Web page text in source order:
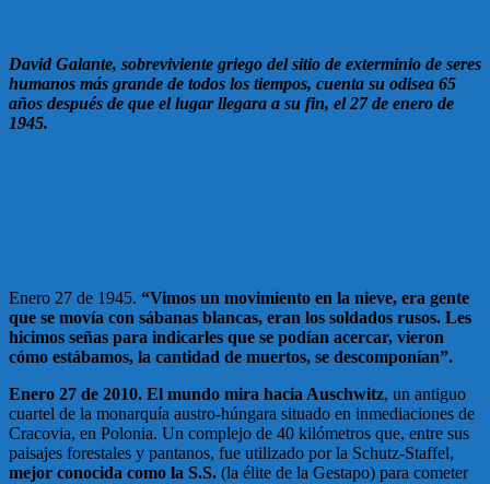
David Galante, sobreviviente griego del sitio de exterminio de seres
humanos más grande de todos los tiempos, cuenta su odisea 65
años después de que el lugar llegara a su fin, el 27 de enero de
1945.
Enero 27 de 1945. “Vimos un movimiento en la nieve, era gente
que se movía con sábanas blancas, eran los soldados rusos. Les
hicimos señas para indicarles que se podían acercar, vieron
cómo estábamos, la cantidad de muertos, se descomponían”.
Enero 27 de 2010. El mundo mira hacia Auschwitz, un antiguo
cuartel de la monarquía austro-húngara situado en inmediaciones de
Cracovia, en Polonia. Un complejo de 40 kilómetros que, entre sus
paisajes forestales y pantanos, fue utilizado por la Schutz-Staffel,
mejor conocida como la S.S. (la élite de la Gestapo) para cometer